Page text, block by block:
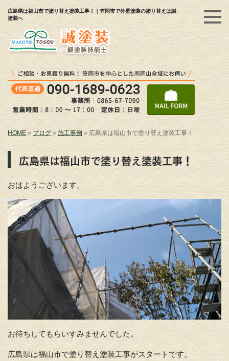
広島県は福山市で塗り替え塗装工事！｜笠岡市で外壁塗装の塗り替えは誠
塗装へ
HOME » ブログ» 施工事例 »広島県は福山市で塗り替え塗装工事！
広島県は福山市で塗り替え塗装工事！
おはようございます。
お待ちしてもらいすみませんでした。
広島県は福山市で塗り替え塗装工事がスタートです。